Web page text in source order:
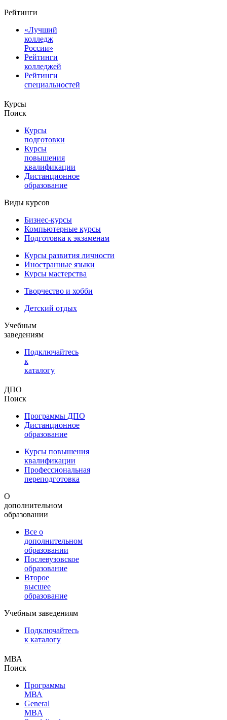
Рейтинги
«Лучший
колледж
России»
Рейтинги
колледжей
Рейтинги
специальностей
Курсы
Поиск
Курсы
подготовки
Курсы
повышения
квалификации
Дистанционное
образование
Виды курсов
Бизнес-курсы
Компьютерные курсы
Подготовка к экзаменам
Курсы развития личности
Иностранные языки
Курсы мастерства
Творчество и хобби
Детский отдых
Учебным
заведениям
Подключайтесь
к
каталогу
ДПО
Поиск
Программы ДПО
Дистанционное
образование
Курсы повышения
квалификации
Профессиональная
переподготовка
О
дополнительном
образовании
Все о
дополнительном
образовании
Послевузовское
образование
Второе
высшее
образование
Учебным заведениям
Подключайтесь
к каталогу
МВА
Поиск
Программы
МВА
General
MBA